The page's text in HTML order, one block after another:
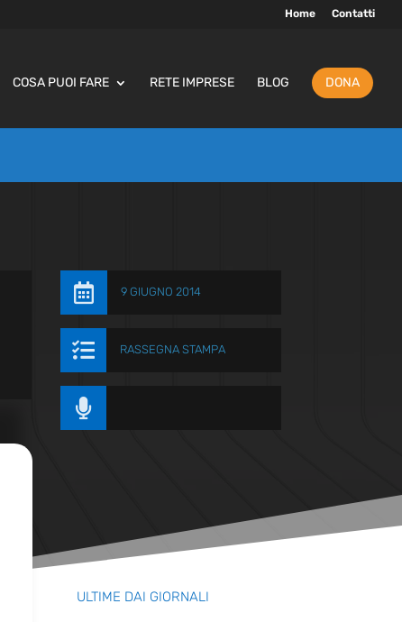
Home Contatti
COSA PUOI FARE RETE IMPRESE BLOG DONA
 9 GIUGNO 2014
 RASSEGNA STAMPA

ULTIME DAI GIORNALI